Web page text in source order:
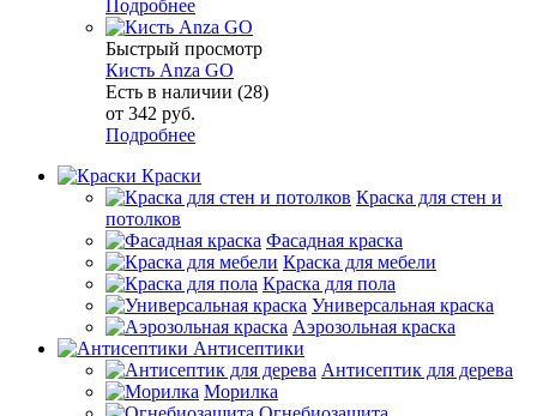
Подробнее
Быстрый просмотр
Кисть Anza GO
Есть в наличии (28)
от 342 руб.
Подробнее
Краски
Краска для стен и
потолков
Фасадная краска
Краска для мебели
Краска для пола
Универсальная краска
Аэрозольная краска
Антисептики
Антисептик для дерева
Морилка